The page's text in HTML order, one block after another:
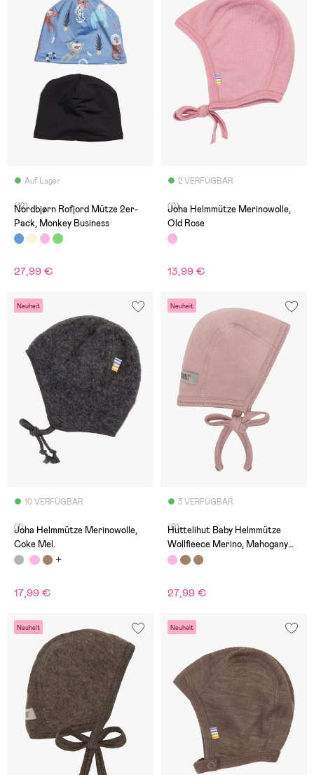
Auf Lager
(12)
Nordbjørn Rofjord Mütze 2er-
Pack, Monkey Business
27,99 €
2 VERFÜGBAR
(0)
Joha Helmmütze Merinowolle,
Old Rose
13,99 €
Neuheit
10 VERFÜGBAR
(1)
Joha Helmmütze Merinowolle,
Coke Mel.
17,99 €
Neuheit
3 VERFÜGBAR
(0)
Huttelihut Baby Helmmütze
Wollfleece Merino, Mahogany
Rose
27,99 €
Neuheit Neuheit